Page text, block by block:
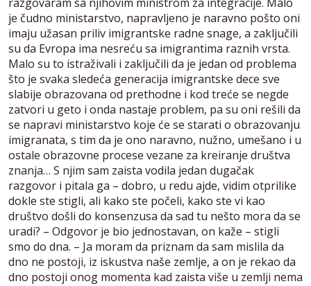
je čudno ministarstvo, napravljeno je naravno pošto oni
imaju užasan priliv imigrantske radne snage, a zaključili
su da Evropa ima nesreću sa imigrantima raznih vrsta.
Malo su to istraživali i zaključili da je jedan od problema
što je svaka sledeća generacija imigrantske dece sve
slabije obrazovana od prethodne i kod treće se negde
zatvori u geto i onda nastaje problem, pa su oni rešili da
se napravi ministarstvo koje će se starati o obrazovanju
imigranata, s tim da je ono naravno, nužno, umešano i u
ostale obrazovne procese vezane za kreiranje društva
znanja… S njim sam zaista vodila jedan dugačak
razgovor i pitala ga – dobro, u redu ajde, vidim otprilike
dokle ste stigli, ali kako ste počeli, kako ste vi kao
društvo došli do konsenzusa da sad tu nešto mora da se
uradi? – Odgovor je bio jednostavan, on kaže – stigli
smo do dna. – Ja moram da priznam da sam mislila da
dno ne postoji, iz iskustva naše zemlje, a on je rekao da
dno postoji onog momenta kad zaista više u zemlji nema